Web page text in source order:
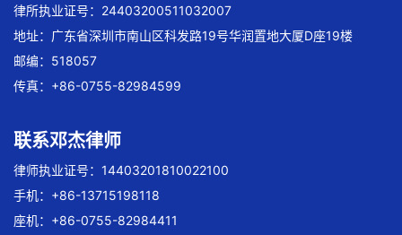
律所执业证号：24403200511032007
地址：广东省深圳市南山区科发路19号华润置地大厦D座19楼
邮编：518057
传真：+86-0755-82984599
联系邓杰律师
律师执业证号：14403201810022100
手机：+86-13715198118
座机：+86-0755-82984411